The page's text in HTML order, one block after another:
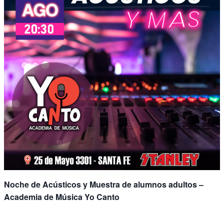
Noche de Acústicos y Muestra de alumnos adultos –
Academia de Música Yo Canto